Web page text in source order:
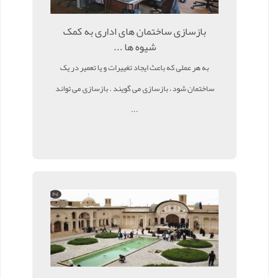
بازسازی ساختمان های اداری به کمک
شیوه ها ...
به هر عملی که باعث ایجاد تغییرات و یا تعمیر در یک
ساختمان شود ، بازسازی می گویند . بازسازی می تواند
...